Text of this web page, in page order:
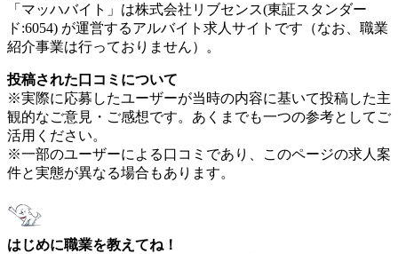
「マッハバイト」は株式会社リブセンス(東証スタンダー
ド:6054) が運営するアルバイト求人サイトです（なお、職業
紹介事業は行っておりません）。
投稿された口コミについて
※実際に応募したユーザーが当時の内容に基いて投稿した主
観的なご意見・ご感想です。あくまでも一つの参考としてご
活用ください。
※一部のユーザーによる口コミであり、このページの求人案
件と実態が異なる場合もあります。
はじめに職業を教えてね！